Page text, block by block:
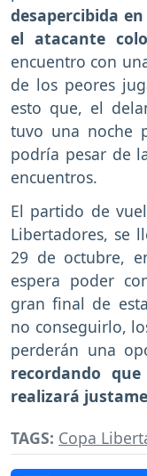
desapercibida
el atacante
encuentro con
de los peores
esto que, el
tuvo una noche
podría pesar de
encuentros.
El partido de
Libertadores, se
29 de octubre,
espera poder
gran final de
no conseguirlo,
perderán una
recordando
realizará
TAGS: Copa